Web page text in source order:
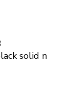
solid n